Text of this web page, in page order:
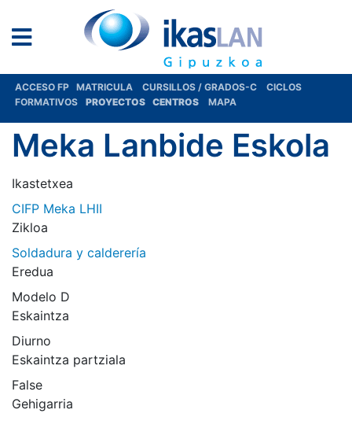
ACCESO FP MATRICULA CURSILLOS / GRADOS-C
CICLOS
FORMATIVOS
PROYECTOS CENTROS MAPA
Meka Lanbide Eskola
Ikastetxea
CIFP Meka LHII
Zikloa
Soldadura y calderería
Eredua
Modelo D
Eskaintza
Diurno
Eskaintza partziala
False
Gehigarria